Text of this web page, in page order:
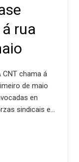
rua
chama á
de maio
en
sindicais e…